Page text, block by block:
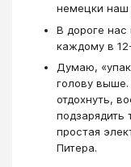
немецки наш
В дороге нас
каждому в
Думаю,
голову
отдохнуть,
подзарядить
простая
Питера.